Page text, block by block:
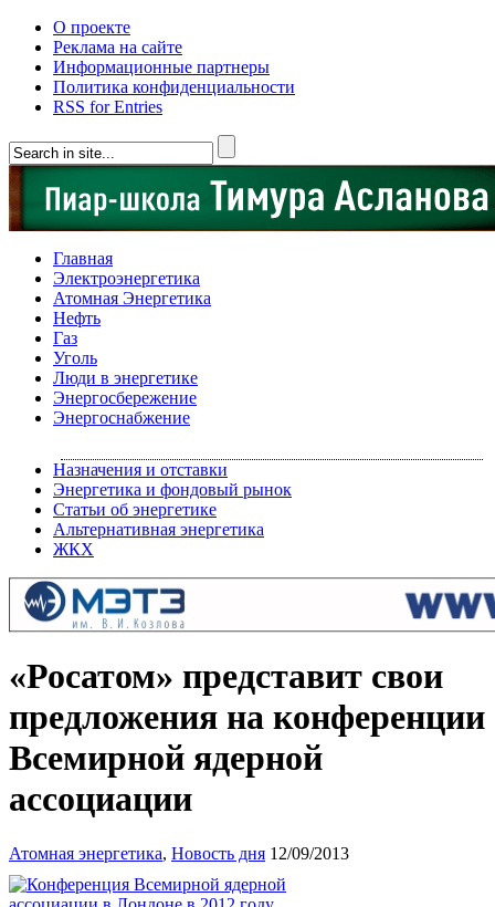
О проекте
Реклама на сайте
Информационные партнеры
Политика конфиденциальности
RSS for Entries
Главная
Электроэнергетика
Атомная Энергетика
Нефть
Газ
Уголь
Люди в энергетике
Энергосбережение
Энергоснабжение
Назначения и отставки
Энергетика и фондовый рынок
Статьи об энергетике
Альтернативная энергетика
ЖКХ
«Росатом» представит свои
предложения на конференции
Всемирной ядерной
ассоциации
Атомная энергетика, Новость дня 12/09/2013